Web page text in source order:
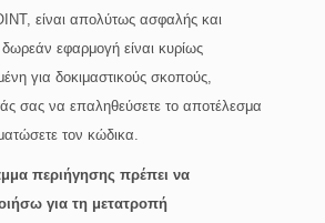
είναι απολύτως ασφαλής και
δωρεάν εφαρμογή είναι κυρίως
για δοκιμαστικούς σκοπούς,
σας να επαληθεύσετε το αποτέλεσμα
τον κώδικα.
περιήγησης πρέπει να
για τη μετατροπή